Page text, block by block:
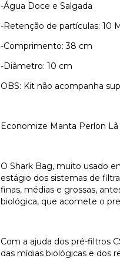
-Água Doce e Salgada
-Retenção de partículas: 10
-Comprimento: 38 cm
-Diâmetro: 10 cm
OBS: Kit não acompanha
Economize Manta Perlon Lã
O Shark Bag, muito usado
estágio dos sistemas de
finas, médias e grossas,
biológica, que acomete o
Com a ajuda dos pré-filtros
das mídias biológicas e dos